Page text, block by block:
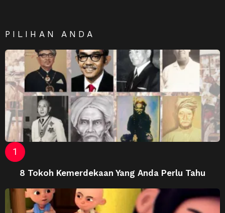
PILIHAN ANDA
8 Tokoh Kemerdekaan Yang Anda Perlu Tahu